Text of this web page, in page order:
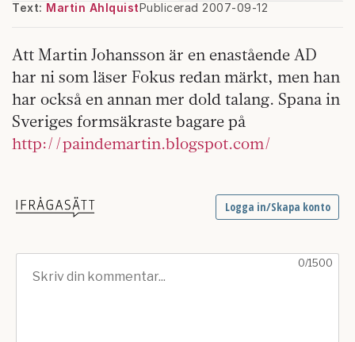
Text: Martin AhlquistPublicerad 2007-09-12
Att Martin Johansson är en enastående AD
har ni som läser Fokus redan märkt, men han
har också en annan mer dold talang. Spana in
Sveriges formsäkraste bagare på
http://paindemartin.blogspot.com/